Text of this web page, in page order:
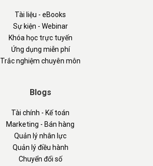
Tài liệu - eBooks
Sự kiện - Webinar
Khóa học trực tuyến
Ứng dụng miễn phí
Trắc nghiệm chuyên môn
Blogs
Tài chính - Kế toán
Marketing - Bán hàng
Quản lý nhân lực
Quản lý điều hành
Chuyển đổi số